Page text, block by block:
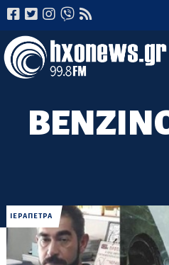
ΙΕΡΑΠΕΤΡΑ